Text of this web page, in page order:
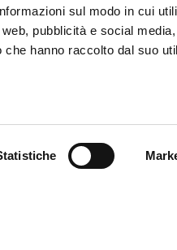
sul modo in cui
pubblicità e social
hanno raccolto dal suo
ITALY
CAPITALE SOCIALE: